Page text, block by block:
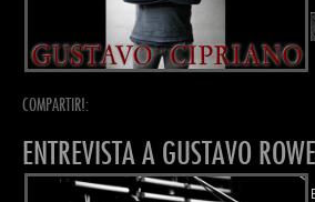
COMPARTIR!:
ENTREVISTA A GUSTAVO